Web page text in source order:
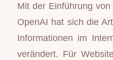
Mit der Einführung
OpenAI hat sich die
Informationen im
verändert. Für